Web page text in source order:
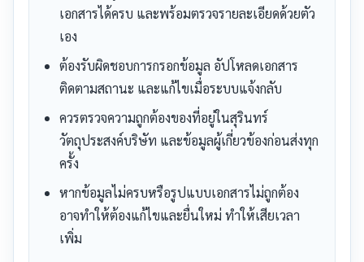
เอกสารได้ครบ และพร้อมตรวจรายละเอียดด้วยตัว
เอง
ต้องรับผิดชอบการกรอกข้อมูล อัปโหลดเอกสาร
ติดตามสถานะ และแก้ไขเมื่อระบบแจ้งกลับ
ควรตรวจความถูกต้องของที่อยู่ในสุรินทร์
วัตถุประสงค์บริษัท และข้อมูลผู้เกี่ยวข้องก่อนส่งทุก
ครั้ง
หากข้อมูลไม่ครบหรือรูปแบบเอกสารไม่ถูกต้อง
อาจทำให้ต้องแก้ไขและยื่นใหม่ ทำให้เสียเวลา
เพิ่ม